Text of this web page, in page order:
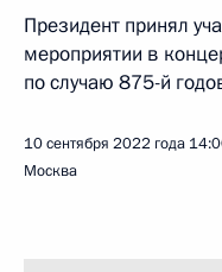
Президент принял
мероприятии в
по случаю 875-й
10 сентября 2022 года
Москва